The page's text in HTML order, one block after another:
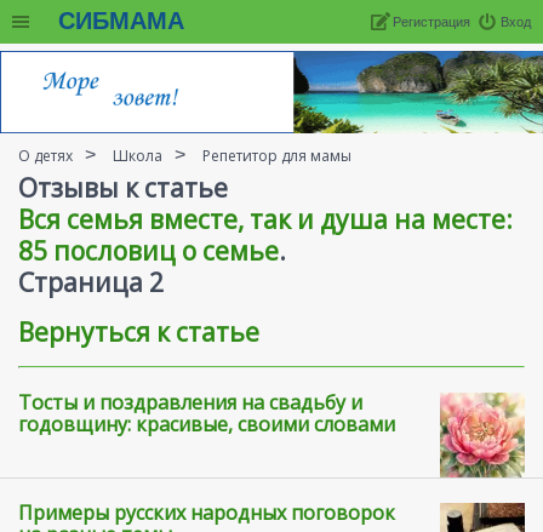
СИБМАМА Вход
Регистрация
О детях Школа Репетитор для мамы
Отзывы к статье
Вся семья вместе, так и душа на месте:
85 пословиц о семье.
Cтраница 2
Вернуться к статье
Тосты и поздравления на свадьбу и
годовщину: красивые, своими словами
Примеры русских народных поговорок